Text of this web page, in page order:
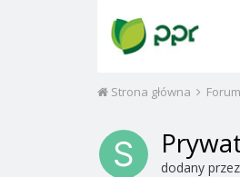
Strona główna
dodany przez